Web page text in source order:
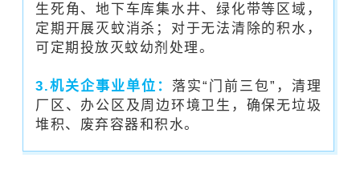
生死角、地下车库集水井、绿化带等区域，
定期开展灭蚊消杀；对于无法清除的积水，
可定期投放灭蚊幼剂处理。
3.机关企事业单位： 落实“门前三包”，清理
厂区、办公区及周边环境卫生，确保无垃圾
堆积、废弃容器和积水。